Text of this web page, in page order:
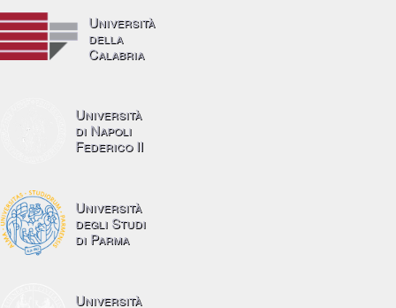
Università
della
Calabria
Università
di Napoli
Federico II
Università
degli Studi
di Parma
Università